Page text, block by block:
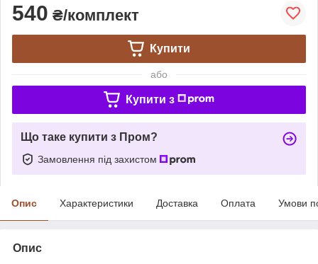
540 ₴/комплект
Купити
або
Купити з
Що таке купити з Пром?
Замовлення під захистом
Опис Характеристики Доставка Оплата Умови
Опис